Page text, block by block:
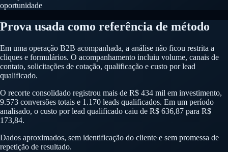
oportunidade
Prova usada como referência de método
Em uma operação B2B acompanhada, a análise não ficou restrita a
cliques e formulários. O acompanhamento incluiu volume, canais de
contato, solicitações de cotação, qualificação e custo por lead
qualificado.
O recorte consolidado registrou mais de R$ 434 mil em investimento,
9.573 conversões totais e 1.170 leads qualificados. Em um período
analisado, o custo por lead qualificado caiu de R$ 636,87 para R$
173,84.
Dados aproximados, sem identificação do cliente e sem promessa de
repetição de resultado.